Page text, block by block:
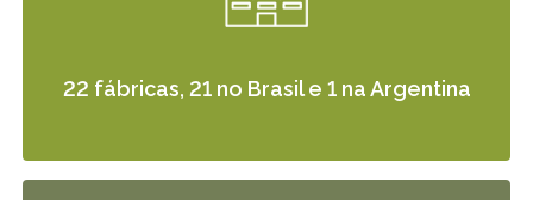
22 fábricas, 21 no Brasil e 1 na Argentina